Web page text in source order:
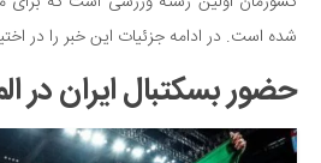
کودک و مادر
ورزش و تندرستی
روانشناسی
شده است. در ادامه جزئیات این خبر را در
حضور بسکتبال ایران در المپیک